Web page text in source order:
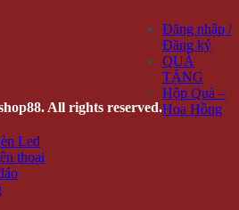
All rights reserved.
Đăng nhập /
Đăng ký
QUÀ
TẶNG
Hộp Quà –
Hoa Hồng
Led
thoại